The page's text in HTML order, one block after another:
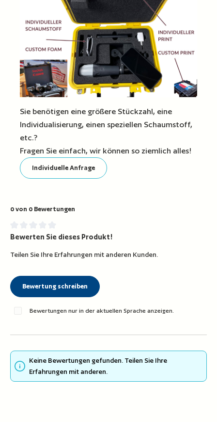
Sie benötigen eine größere Stückzahl, eine
Individualisierung, einen speziellen Schaumstoff,
etc.?
Fragen Sie einfach, wir können so ziemlich alles!
Individuelle Anfrage
0 von 0 Bewertungen
Durchschnittliche Bewertung von 0 von 5 Sternen
Bewerten Sie dieses Produkt!
Teilen Sie Ihre Erfahrungen mit anderen Kunden.
Bewertung schreiben
Bewertungen nur in der aktuellen Sprache anzeigen.
Keine Bewertungen gefunden. Teilen Sie Ihre
Erfahrungen mit anderen.